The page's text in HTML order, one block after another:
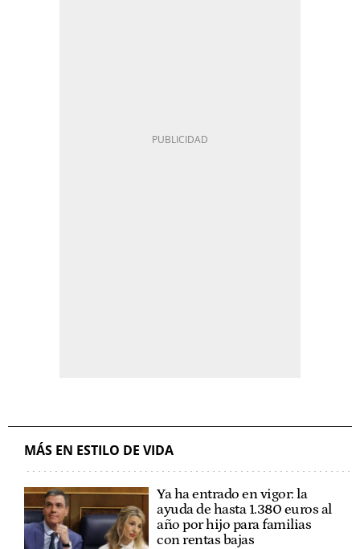
MÁS EN ESTILO DE VIDA
Ya ha entrado en vigor: la
ayuda de hasta 1.380 euros al
año por hijo para familias
con rentas bajas